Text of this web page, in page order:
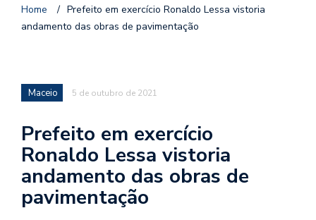
Home / Prefeito em exercício Ronaldo Lessa vistoria
andamento das obras de pavimentação
Maceio 5 de outubro de 2021
Prefeito em exercício
Ronaldo Lessa vistoria
andamento das obras de
pavimentação